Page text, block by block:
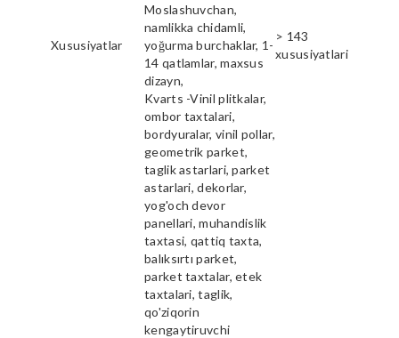
Xususiyatlar
Moslashuvchan,
namlikka chidamli,
yoğurma burchaklar, 1-
14 qatlamlar, maxsus
dizayn,
> 143
xususiyatlari
Kvarts -Vinil plitkalar,
ombor taxtalari,
bordyuralar, vinil pollar,
geometrik parket,
taglik astarlari, parket
astarlari, dekorlar,
yog'och devor
panellari, muhandislik
taxtasi, qattiq taxta,
balıksırtı parket,
parket taxtalar, etek
taxtalari, taglik,
qo'ziqorin
kengaytiruvchi